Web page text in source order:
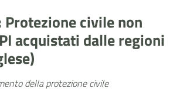
Protezione civile non
acquistati dalle regioni
della protezione civile